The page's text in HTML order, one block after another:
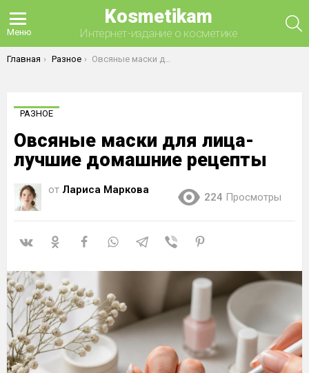
Меню
Kosmetikam
Интернет-издание о косметике
Вы здесь:
Главная Разное Овсяные маски для лица- лучшие домашние рецепты
РАЗНОЕ
Овсяные маски для лица-
лучшие домашние рецепты
от Лариса Маркова
224 Просмотры